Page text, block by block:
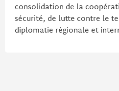
consolidation de la
sécurité, de lutte contre le
diplomatie régionale et